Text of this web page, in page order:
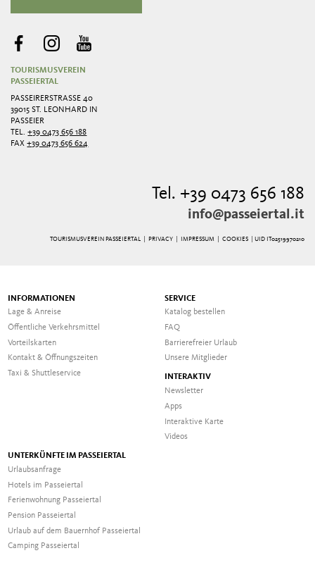
TOURISMUSVEREIN
PASSEIERTAL
PASSEIRERSTRASSE 40
39015 ST. LEONHARD IN
PASSEIER
TEL.+39 0473 656 188
FAX+39 0473 656 624
Tel. +39 0473 656 188
info@passeiertal.it
TOURISMUSVEREIN PASSEIERTAL | PRIVACY| IMPRESSUM| COOKIES | UID IT02519970210
INFORMATIONEN
Lage & Anreise
Öffentliche Verkehrsmittel
Vorteilskarten
Kontakt & Öffnungszeiten
Taxi & Shuttleservice
SERVICE
Katalog bestellen
FAQ
Barrierefreier Urlaub
Unsere Mitglieder
INTERAKTIV
Newsletter
Apps
Interaktive Karte
Videos
UNTERKÜNFTE IM PASSEIERTAL
Urlaubsanfrage
Hotels im Passeiertal
Ferienwohnung Passeiertal
Pension Passeiertal
Urlaub auf dem Bauernhof Passeiertal
Camping Passeiertal